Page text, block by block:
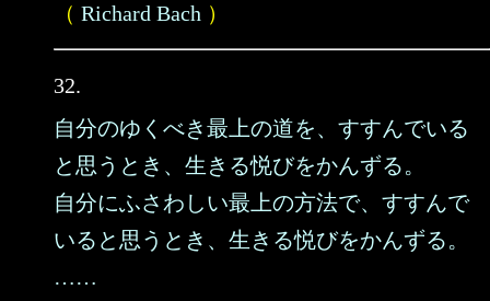
（ Richard Bach ）
32.
自分のゆくべき最上の道を、すすんでいる
と思うとき、生きる悦びをかんずる。
自分にふさわしい最上の方法で、すすんで
いると思うとき、生きる悦びをかんずる。
……